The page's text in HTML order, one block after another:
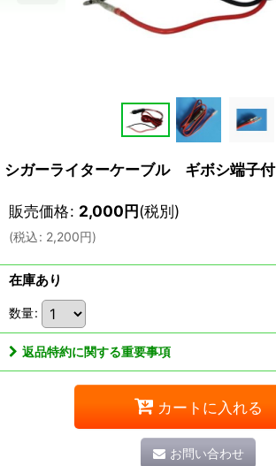
シガーライターケーブル ギボシ端子付
販売価格: 2,000円(税別)
(税込: 2,200円)
在庫あり
数量:
返品特約に関する重要事項
カートに入れる
お問い合わせ